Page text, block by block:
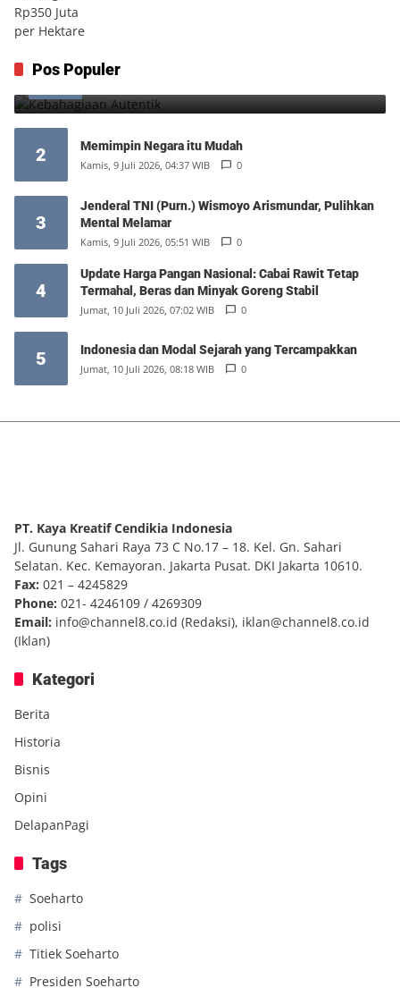
Pos Populer
1 Kebahagiaan Autentik
2 Memimpin Negara itu Mudah
Kamis, 9 Juli 2026, 04:37 WIB 0
3
Jenderal TNI (Purn.) Wismoyo Arismundar, Pulihkan
Mental Melamar
Kamis, 9 Juli 2026, 05:51 WIB 0
4
Update Harga Pangan Nasional: Cabai Rawit Tetap
Termahal, Beras dan Minyak Goreng Stabil
Jumat, 10 Juli 2026, 07:02 WIB 0
5 Indonesia dan Modal Sejarah yang Tercampakkan
Jumat, 10 Juli 2026, 08:18 WIB 0
PT. Kaya Kreatif Cendikia Indonesia
Jl. Gunung Sahari Raya 73 C No.17 – 18. Kel. Gn. Sahari
Selatan. Kec. Kemayoran. Jakarta Pusat. DKI Jakarta 10610.
Fax: 021 – 4245829
Phone: 021- 4246109 / 4269309
Email: info@channel8.co.id (Redaksi), iklan@channel8.co.id
(Iklan)
Kategori
Berita
Historia
Bisnis
Opini
DelapanPagi
Tags
Soeharto
polisi
Titiek Soeharto
Presiden Soeharto